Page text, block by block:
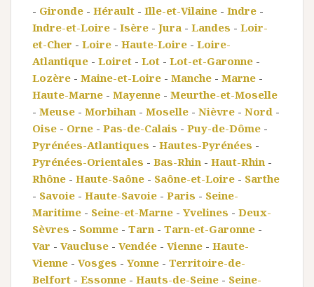
- Gironde - Hérault - Ille-et-Vilaine - Indre -
Indre-et-Loire - Isère - Jura - Landes - Loir-
et-Cher - Loire - Haute-Loire - Loire-
Atlantique - Loiret - Lot - Lot-et-Garonne -
Lozère - Maine-et-Loire - Manche - Marne -
Haute-Marne - Mayenne - Meurthe-et-Moselle
- Meuse - Morbihan - Moselle - Nièvre - Nord -
Oise - Orne - Pas-de-Calais - Puy-de-Dôme -
Pyrénées-Atlantiques - Hautes-Pyrénées -
Pyrénées-Orientales - Bas-Rhin - Haut-Rhin -
Rhône - Haute-Saône - Saône-et-Loire - Sarthe
- Savoie - Haute-Savoie - Paris - Seine-
Maritime - Seine-et-Marne - Yvelines - Deux-
Sèvres - Somme - Tarn - Tarn-et-Garonne -
Var - Vaucluse - Vendée - Vienne - Haute-
Vienne - Vosges - Yonne - Territoire-de-
Belfort - Essonne - Hauts-de-Seine - Seine-